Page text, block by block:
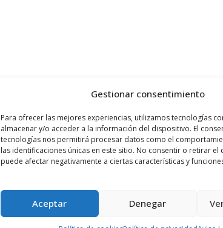
Gestionar consentimiento
Para ofrecer las mejores experiencias, utilizamos tecnologías
almacenar y/o acceder a la información del dispositivo. El
tecnologías nos permitirá procesar datos como el
las identificaciones únicas en este sitio. No consentir o retirar el
puede afectar negativamente a ciertas características y
Aceptar Denegar